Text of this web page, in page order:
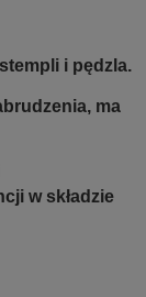
i pędzla.
ma
w składzie